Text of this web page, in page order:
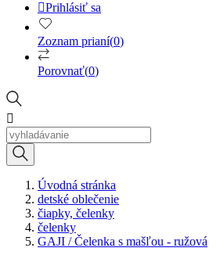
Prihlásiť sa
Zoznam prianí(0)
Porovnať(0)

Úvodná stránka
detské oblečenie
čiapky, čelenky
čelenky
GAJI / Čelenka s mašľou - ružová